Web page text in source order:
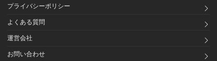
プライバシーポリシー
よくある質問
運営会社
お問い合わせ